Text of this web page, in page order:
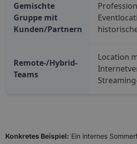
Gemischte
Gruppe mit
Kunden/Partnern
Remote-/Hybrid-
Teams
Location
Konkretes Beispiel: Ein internes